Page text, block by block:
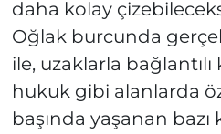
daha kolay
Oğlak burcunda
ile, uzaklarla
hukuk gibi alanlarda
başında yaşanan